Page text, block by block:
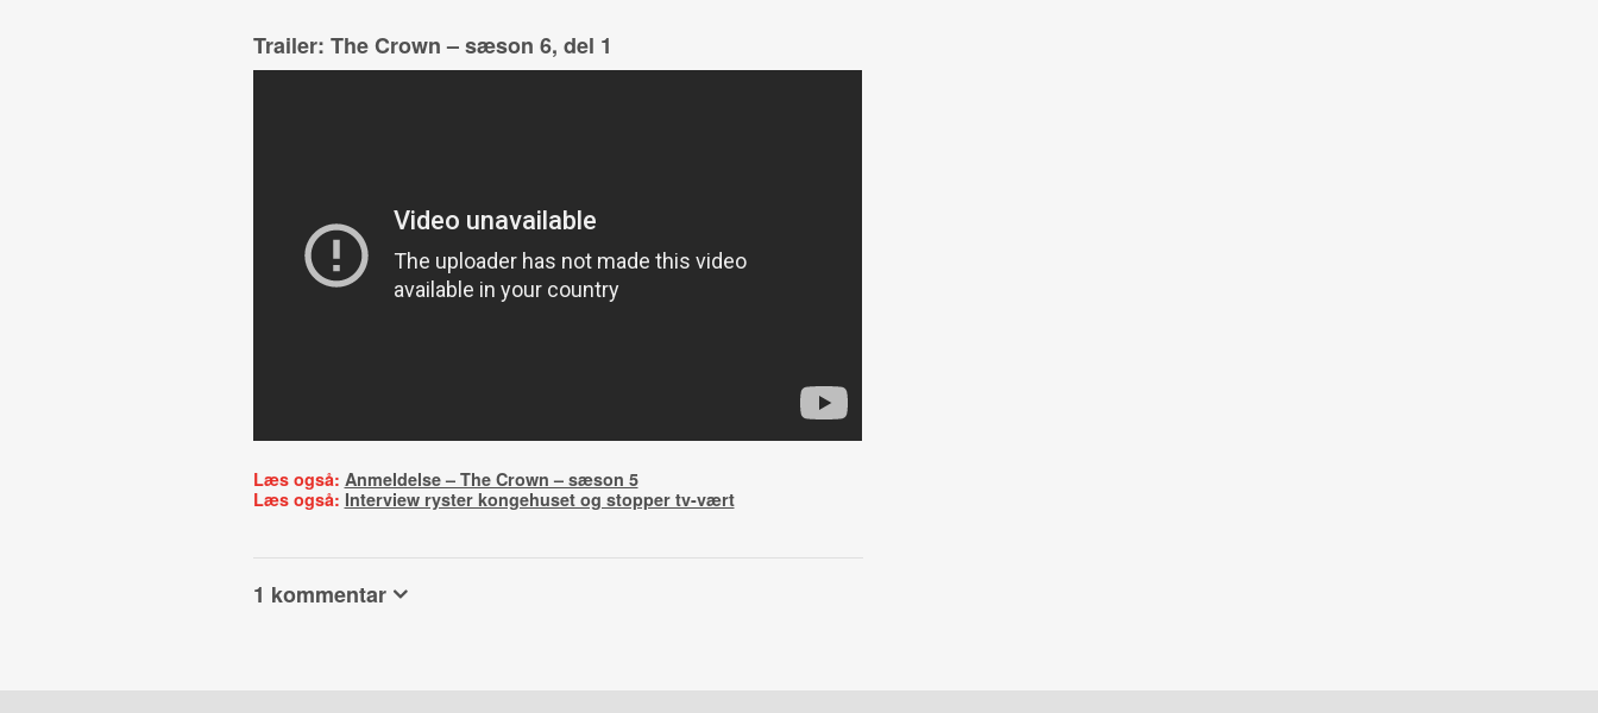
Trailer: The Crown – sæson 6, del 1
Læs også: Anmeldelse – The Crown – sæson 5
Læs også: Interview ryster kongehuset og stopper tv-vært
1 kommentar